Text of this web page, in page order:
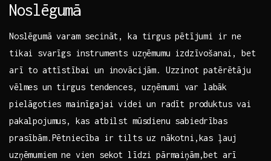
Noslēgumā
Noslēgumā varam secināt, ka tirgus ⁣pētījumi ir ne
tikai svarīgs instruments uzņēmumu ⁣izdzīvošanai,⁣ bet
arī to attīstībai un inovācijām. Uzzinot ‍patērētāju
vēlmes un tirgus ⁢tendences,⁢ uzņēmumi⁢ var labāk
pielāgoties mainīgajai videi un radīt produktus vai
pakalpojumus, kas atbilst mūsdienu sabiedrības
prasībām.Pētniecība ir tilts uz nākotni,kas ļauj⁢
uzņēmumiem ne vien ​sekot līdzi​ pārmaiņām,bet arī‍